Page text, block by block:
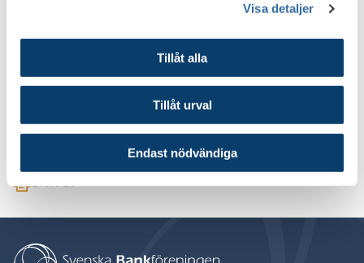
Visa detaljer
Tillåt alla
Tillåt urval
Endast nödvändiga